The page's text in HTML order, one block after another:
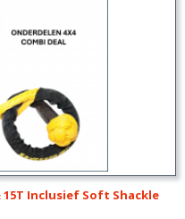
15T Inclusief Soft Shackle